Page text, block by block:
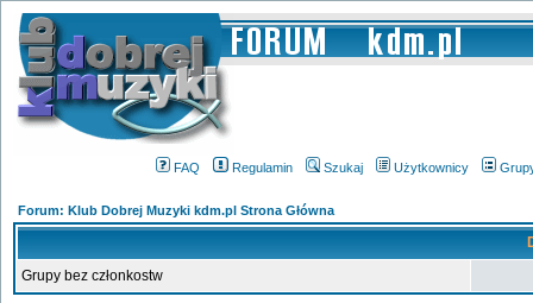
FAQ Regulamin Szukaj Użytkownicy
Forum: Klub Dobrej Muzyki kdm.pl Strona Główna
Grupy bez członkostw